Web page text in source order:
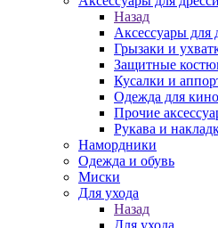
Назад
Аксессуары для
Грызаки и
Защитные
Кусалки и
Одежда для
Прочие
Рукава и
Намордники
Одежда и обувь
Миски
Для ухода
Назад
Для ухода